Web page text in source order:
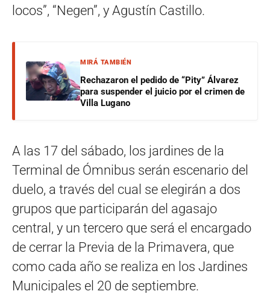
locos”, “Negen”, y Agustín Castillo.
MIRÁ TAMBIÉN
Rechazaron el pedido de “Pity” Álvarez
para suspender el juicio por el crimen de
Villa Lugano
A las 17 del sábado, los jardines de la
Terminal de Ómnibus serán escenario del
duelo, a través del cual se elegirán a dos
grupos que participarán del agasajo
central, y un tercero que será el encargado
de cerrar la Previa de la Primavera, que
como cada año se realiza en los Jardines
Municipales el 20 de septiembre.